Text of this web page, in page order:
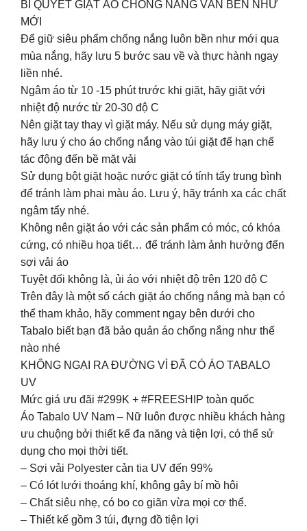
BÍ QUYẾT GIẶT ÁO CHỐNG NẮNG VẪN BỀN NHƯ
MỚI
Để giữ siêu phẩm chống nắng luôn bền như mới qua
mùa nắng, hãy lưu 5 bước sau về và thực hành ngay
liền nhé.
Ngâm áo từ 10 -15 phút trước khi giặt, hãy giặt với
nhiệt độ nước từ 20-30 độ C
Nên giặt tay thay vì giặt máy. Nếu sử dụng máy giặt,
hãy lưu ý cho áo chống nắng vào túi giặt để hạn chế
tác động đến bề mặt vải
Sử dụng bột giặt hoặc nước giặt có tính tẩy trung bình
để tránh làm phai màu áo. Lưu ý, hãy tránh xa các chất
ngâm tẩy nhé.
Không nên giặt áo với các sản phẩm có móc, có khóa
cứng, có nhiều họa tiết… để tránh làm ảnh hưởng đến
sợi vải áo
Tuyệt đối không là, ủi áo với nhiệt độ trên 120 độ C
Trên đây là một số cách giặt áo chống nắng mà bạn có
thể tham khảo, hãy comment ngay bên dưới cho
Tabalo biết bạn đã bảo quản áo chống nắng như thế
nào nhé
KHÔNG NGẠI RA ĐƯỜNG VÌ ĐÃ CÓ ÁO TABALO
UV
Mức giá ưu đãi #299K + #FREESHIP toàn quốc
Áo Tabalo UV Nam – Nữ luôn được nhiều khách hàng
ưu chuộng bởi thiết kế đa năng và tiện lợi, có thể sử
dụng cho mọi thời tiết.
– Sợi vải Polyester cản tia UV đến 99%
– Có lót lưới thoáng khí, không gây bí mồ hôi
– Chất siêu nhẹ, có bo co giãn vừa mọi cơ thể.
– Thiết kế gồm 3 túi, đựng đồ tiện lợi